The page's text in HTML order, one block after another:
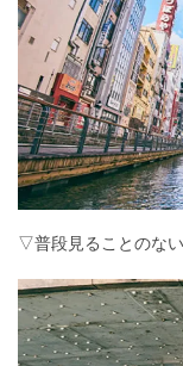
▽普段見ることのな